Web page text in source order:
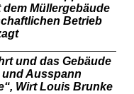
Müllergebäude
Betrieb
und das Gebäude
Ausspann
Wirt Louis Brunke